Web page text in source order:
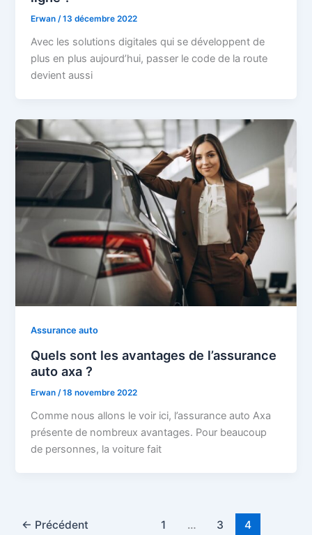
Erwan/13 décembre 2022
Avec les solutions digitales qui se développent de
plus en plus aujourd’hui, passer le code de la route
devient aussi
Assurance auto
Quels sont les avantages de l’assurance
auto axa ?
Erwan/18 novembre 2022
Comme nous allons le voir ici, l’assurance auto Axa
présente de nombreux avantages. Pour beaucoup
de personnes, la voiture fait
← Précédent 1 … 3 4